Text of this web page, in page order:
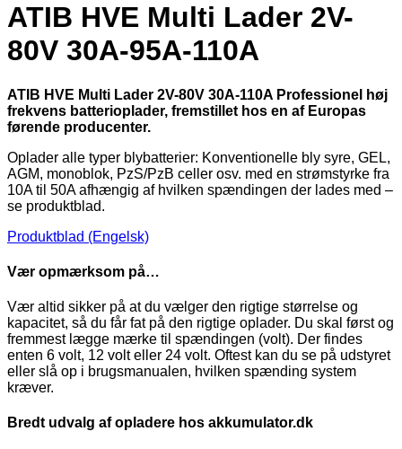
ATIB HVE Multi Lader 2V-
80V 30A-95A-110A
ATIB HVE Multi Lader 2V-80V 30A-110A Professionel høj
frekvens batterioplader, fremstillet hos en af Europas
førende producenter.
Oplader alle typer blybatterier: Konventionelle bly syre, GEL,
AGM, monoblok, PzS/PzB celler osv. med en strømstyrke fra
10A til 50A afhængig af hvilken spændingen der lades med –
se produktblad.
Produktblad (Engelsk)
Vær opmærksom på…
Vær altid sikker på at du vælger den rigtige størrelse og
kapacitet, så du får fat på den rigtige oplader. Du skal først og
fremmest lægge mærke til spændingen (volt). Der findes
enten 6 volt, 12 volt eller 24 volt. Oftest kan du se på udstyret
eller slå op i brugsmanualen, hvilken spænding system
kræver.
Bredt udvalg af opladere hos akkumulator.dk